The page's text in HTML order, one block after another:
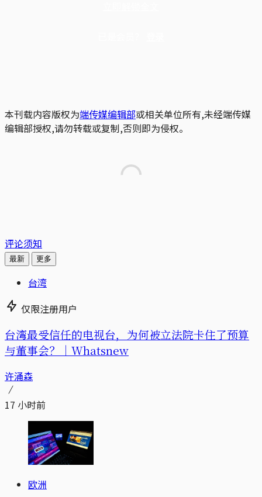
本刊载内容版权为端传媒编辑部或相关单位所有,未经端传媒
编辑部授权,请勿转载或复制,否则即为侵权。
评论须知
最新 更多
台湾
仅限注册用户
台湾最受信任的电视台，为何被立法院卡住了预算
与董事会？｜Whatsnew
许涌森
17 小时前
欧洲